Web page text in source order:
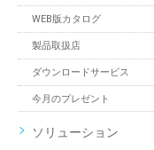
WEB版カタログ
製品取扱店
ダウンロードサービス
今月のプレゼント
ソリューション